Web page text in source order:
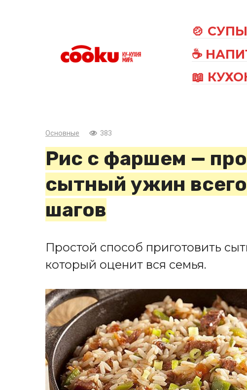
🍲 СУПЫ
☕
📖
Основные 383
Рис с фаршем —
сытный ужин
шагов
Простой способ приготовить
который оценит вся семья.